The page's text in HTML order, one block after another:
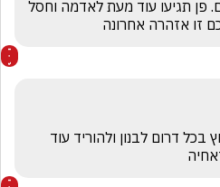
זו אזהרה אחרונה